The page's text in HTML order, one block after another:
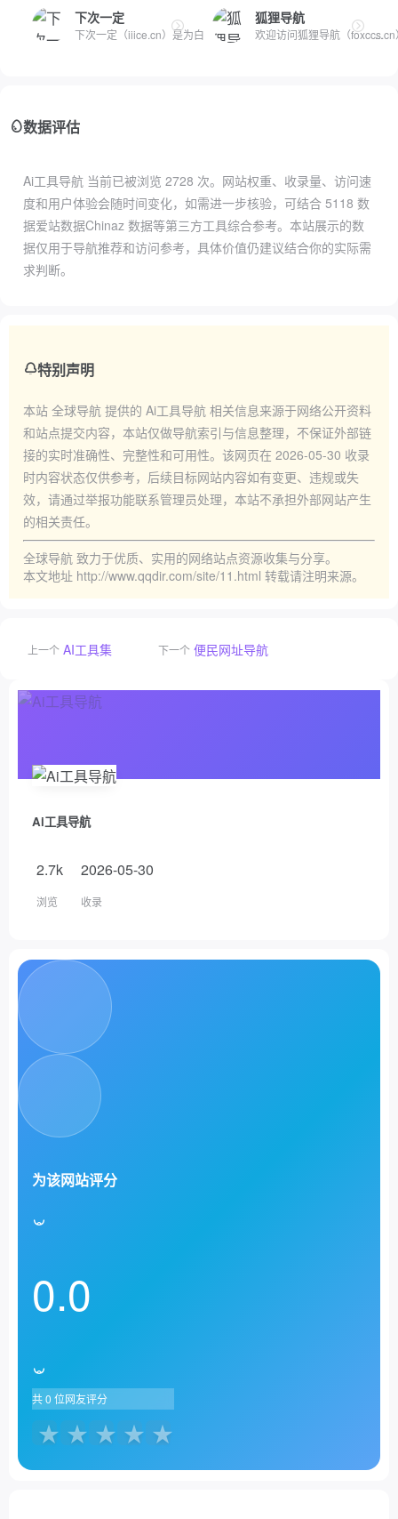
下次一定
下次一定（iiice.cn）是为白嫖怪开发的宝藏资源收集网站，持续...
狐狸导航
欢迎访问狐狸导航（
数据评估
Ai工具导航 当前已被浏览 2728 次。网站权重、收录量、访问速
度和用户体验会随时间变化，如需进一步核验，可结合 5118 数
据爱站数据Chinaz 数据等第三方工具综合参考。本站展示的数
据仅用于导航推荐和访问参考，具体价值仍建议结合你的实际需
求判断。
特别声明
本站 全球导航 提供的 Ai工具导航 相关信息来源于网络公开资料
和站点提交内容，本站仅做导航索引与信息整理，不保证外部链
接的实时准确性、完整性和可用性。该网页在 2026-05-30 收录
时内容状态仅供参考，后续目标网站内容如有变更、违规或失
效，请通过举报功能联系管理员处理，本站不承担外部网站产生
的相关责任。
全球导航 致力于优质、实用的网络站点资源收集与分享。
本文地址 http://www.qqdir.com/site/11.html 转载请注明来源。
上一个 AI工具集 下一个 便民网址导航
Ai工具导航
2.7k
浏览
2026-05-30
收录
为该网站评分
0.0
共0 位网友评分